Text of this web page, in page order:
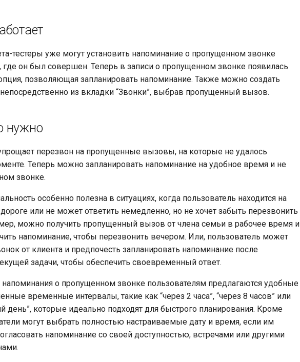
тестеры уже могут установить напоминание о пропущенном звонке
где он был совершен. Теперь в записи о пропущенном звонке появилась
позволяющая запланировать напоминание. Также можно создать
из вкладки “Звонки”, выбрав пропущенный вызов.
нужно
перезвон на пропущенные вызовы, на которые не удалось
Теперь можно запланировать напоминание на удобное время и не
звонке.
особенно полезна в ситуациях, когда пользователь находится на
или не может ответить немедленно, но не хочет забыть перезвонить
можно получить пропущенный вызов от члена семьи в рабочее время и
напоминание, чтобы перезвонить вечером. Или, пользователь может
от клиента и предпочесть запланировать напоминание после
задачи, чтобы обеспечить своевременный ответ.
напоминания о пропущенном звонке пользователям предлагаются удобные
временные интервалы, такие как “через 2 часа”, “через 8 часов” или
день”, которые идеально подходят для быстрого планирования. Кроме
могут выбрать полностью настраиваемые дату и время, если им
напоминание со своей доступностью, встречами или другими